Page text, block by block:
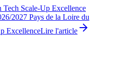
Tech Scale-Up Excellence
2027 Pays de la Loire du
ExcellenceLire l'article